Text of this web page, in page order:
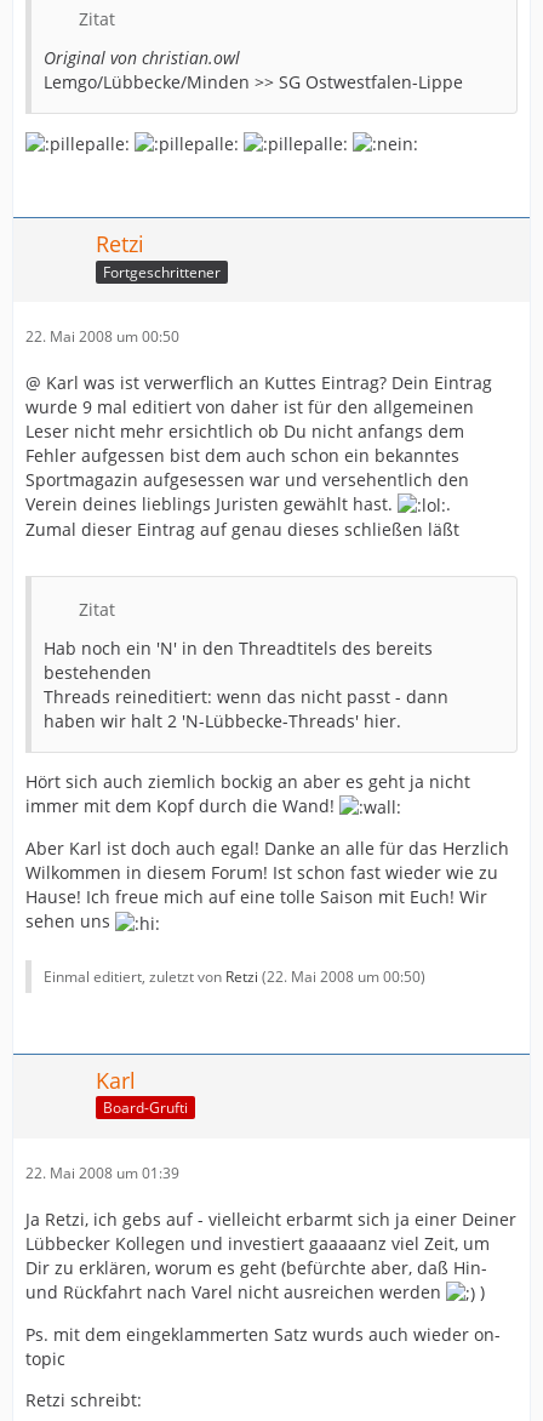
Zitat
Original von christian.owl
Lemgo/Lübbecke/Minden >> SG Ostwestfalen-Lippe
Retzi
Fortgeschrittener
22. Mai 2008 um 00:50
@ Karl was ist verwerflich an Kuttes Eintrag? Dein Eintrag
wurde 9 mal editiert von daher ist für den allgemeinen
Leser nicht mehr ersichtlich ob Du nicht anfangs dem
Fehler aufgessen bist dem auch schon ein bekanntes
Sportmagazin aufgesessen war und versehentlich den
Verein deines lieblings Juristen gewählt hast.
.
Zumal dieser Eintrag auf genau dieses schließen läßt
Zitat
Hab noch ein 'N' in den Threadtitels des bereits
bestehenden
Threads reineditiert: wenn das nicht passt - dann
haben wir halt 2 'N-Lübbecke-Threads' hier.
Hört sich auch ziemlich bockig an aber es geht ja nicht
immer mit dem Kopf durch die Wand!
Aber Karl ist doch auch egal! Danke an alle für das Herzlich
Wilkommen in diesem Forum! Ist schon fast wieder wie zu
Hause! Ich freue mich auf eine tolle Saison mit Euch! Wir
sehen uns
Einmal editiert, zuletzt von Retzi (22. Mai 2008 um 00:50)
Karl
Board-Grufti
22. Mai 2008 um 01:39
Ja Retzi, ich gebs auf - vielleicht erbarmt sich ja einer Deiner
Lübbecker Kollegen und investiert gaaaaanz viel Zeit, um
Dir zu erklären, worum es geht (befürchte aber, daß Hin-
und Rückfahrt nach Varel nicht ausreichen werden
)
Ps. mit dem eingeklammerten Satz wurds auch wieder on-
topic
Retzi schreibt: